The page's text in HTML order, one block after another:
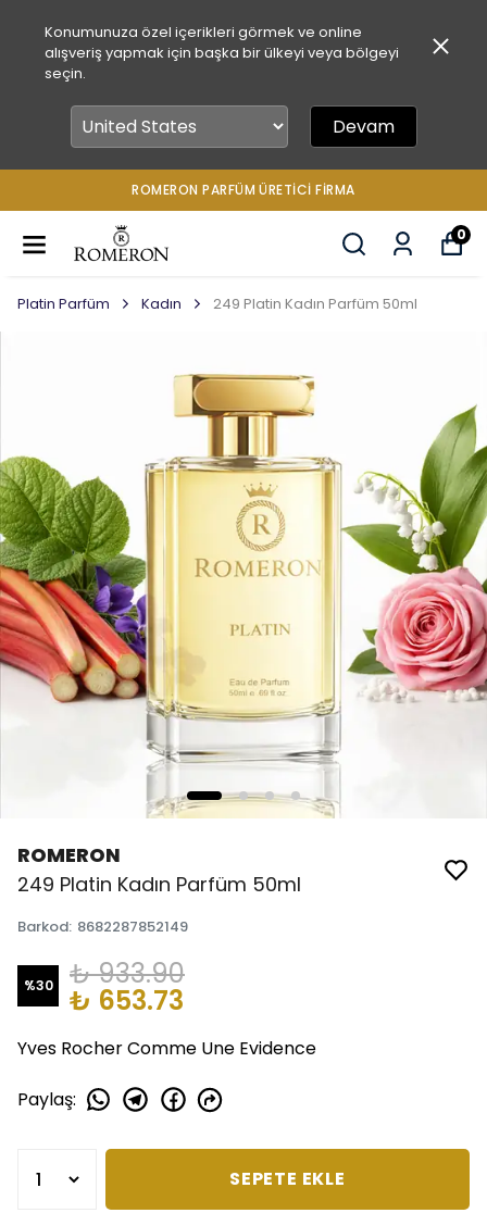
Konumunuza özel içerikleri görmek ve online
alışveriş yapmak için başka bir ülkeyi veya bölgeyi
seçin.
Devam
ROMERON PARFÜM ÜRETICI FIRMA
0
Platin Parfüm Kadın 249 Platin Kadın Parfüm 50ml
ROMERON
249 Platin Kadın Parfüm 50ml
Barkod: 8682287852149
%30 ₺ 933.90
₺ 653.73
Yves Rocher Comme Une Evidence
Paylaş:
SEPETE EKLE